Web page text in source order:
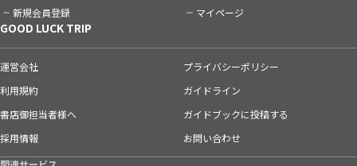
新規会員登録 マイページ
GOOD LUCK TRIP
運営会社
プライバシーポリシー
利用規約
ガイドライン
書店御担当者様へ
ガイドブックに投稿する
採用情報
お問い合わせ